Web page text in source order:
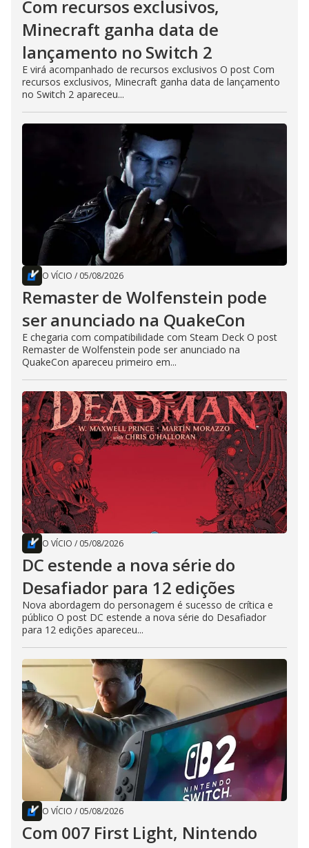
Com recursos exclusivos,
Minecraft ganha data de
lançamento no Switch 2
E virá acompanhado de recursos exclusivos O post Com
recursos exclusivos, Minecraft ganha data de lançamento
no Switch 2 apareceu...
O VÍCIO / 05/08/2026
Remaster de Wolfenstein pode
ser anunciado na QuakeCon
E chegaria com compatibilidade com Steam Deck O post
Remaster de Wolfenstein pode ser anunciado na
QuakeCon apareceu primeiro em...
O VÍCIO / 05/08/2026
DC estende a nova série do
Desafiador para 12 edições
Nova abordagem do personagem é sucesso de crítica e
público O post DC estende a nova série do Desafiador
para 12 edições apareceu...
O VÍCIO / 05/08/2026
Com 007 First Light, Nintendo